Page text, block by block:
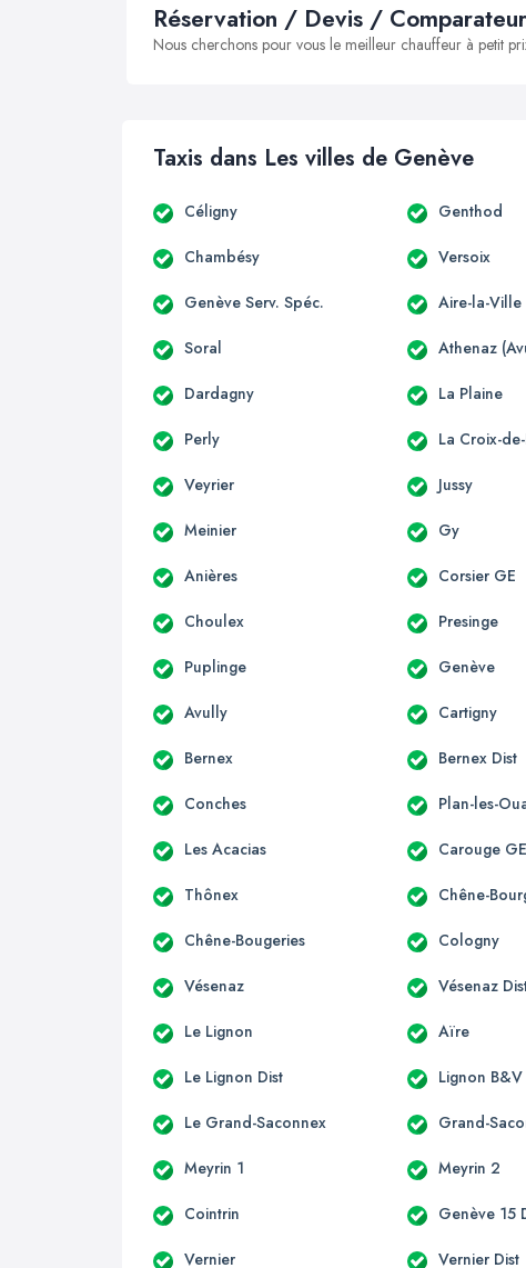
Réservation / Devis /
Nous cherchons pour vous le meilleur chauffeur à petit
Taxis dans Les villes de Genève
Céligny Genthod
Chambésy Versoix
Genève Serv. Spéc. Aire-la-Ville
Soral Athenaz
Dardagny La Plaine
Perly La Croix-
Veyrier Jussy
Meinier Gy
Anières Corsier GE
Choulex Presinge
Puplinge Genève
Avully Cartigny
Bernex Bernex Dist
Conches Plan-les-
Les Acacias Carouge
Thônex Chêne-
Chêne-Bougeries Cologny
Vésenaz Vésenaz
Le Lignon Aïre
Le Lignon Dist Lignon
Le Grand-Saconnex Grand-
Meyrin 1 Meyrin 2
Cointrin Genève 15
Vernier Vernier Dist